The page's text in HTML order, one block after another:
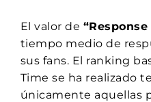
El valor de “Response
tiempo medio de
sus fans. El ranking
Time se ha realizado
únicamente aquellas